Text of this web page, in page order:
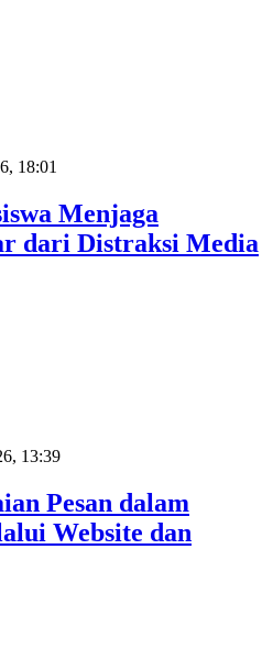
18:01
Menjaga
dari Distraksi Media
13:39
Pesan dalam
Website dan